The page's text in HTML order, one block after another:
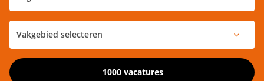
1000 vacatures